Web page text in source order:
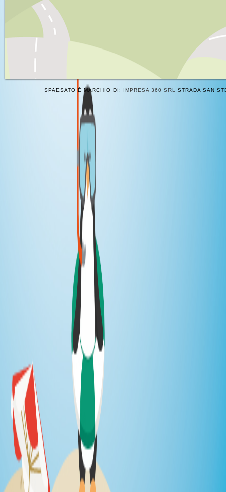
SPAESATO È MARCHIO DI: IMPRESA 360 SRL STRADA SAN